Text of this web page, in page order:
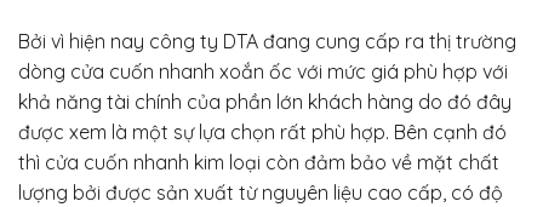
Bởi vì hiện nay công ty DTA đang cung cấp ra thị trường
dòng cửa cuốn nhanh xoắn ốc với mức giá phù hợp với
khả năng tài chính của phần lớn khách hàng do đó đây
được xem là một sự lựa chọn rất phù hợp. Bên cạnh đó
thì cửa cuốn nhanh kim loại còn đảm bảo về mặt chất
lượng bởi được sản xuất từ nguyên liệu cao cấp, có độ